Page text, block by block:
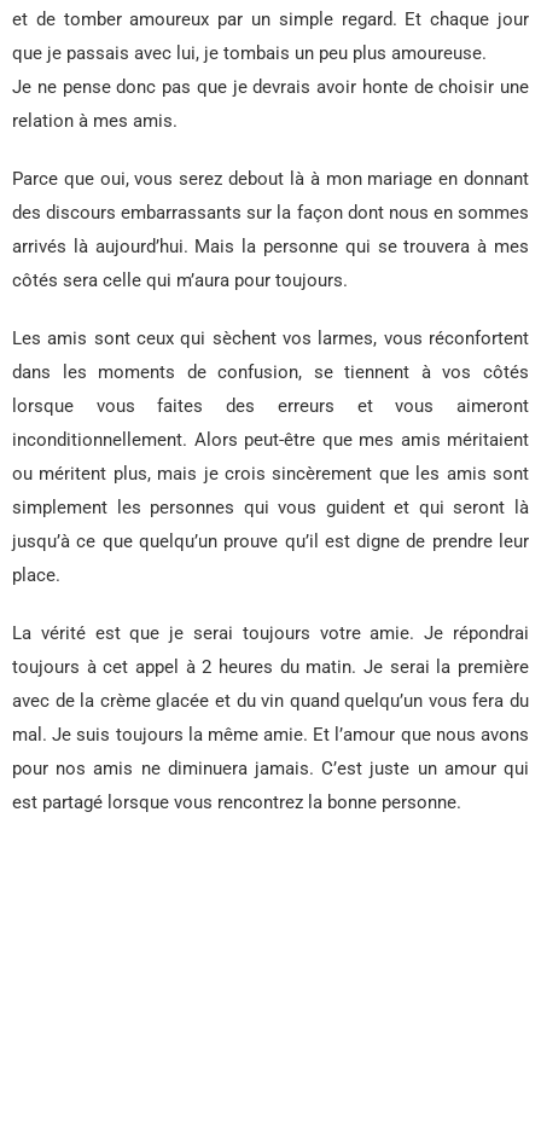
et de tomber amoureux par un simple regard. Et chaque jour
que je passais avec lui, je tombais un peu plus amoureuse.
Je ne pense donc pas que je devrais avoir honte de choisir une
relation à mes amis.
Parce que oui, vous serez debout là à mon mariage en donnant
des discours embarrassants sur la façon dont nous en sommes
arrivés là aujourd’hui. Mais la personne qui se trouvera à mes
côtés sera celle qui m’aura pour toujours.
Les amis sont ceux qui sèchent vos larmes, vous réconfortent
dans les moments de confusion, se tiennent à vos côtés
lorsque vous faites des erreurs et vous aimeront
inconditionnellement. Alors peut-être que mes amis méritaient
ou méritent plus, mais je crois sincèrement que les amis sont
simplement les personnes qui vous guident et qui seront là
jusqu’à ce que quelqu’un prouve qu’il est digne de prendre leur
place.
La vérité est que je serai toujours votre amie. Je répondrai
toujours à cet appel à 2 heures du matin. Je serai la première
avec de la crème glacée et du vin quand quelqu’un vous fera du
mal. Je suis toujours la même amie. Et l’amour que nous avons
pour nos amis ne diminuera jamais. C’est juste un amour qui
est partagé lorsque vous rencontrez la bonne personne.